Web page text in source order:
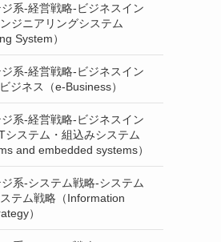
系-経営戦略-ビジネスイン
ジニアリングシステム
System）
系-経営戦略-ビジネスイン
ジネス（e-Business）
系-経営戦略-ビジネスイン
システム・組込みシステム
and embedded systems）
系-システム戦略-システム
テム戦略（Information
）